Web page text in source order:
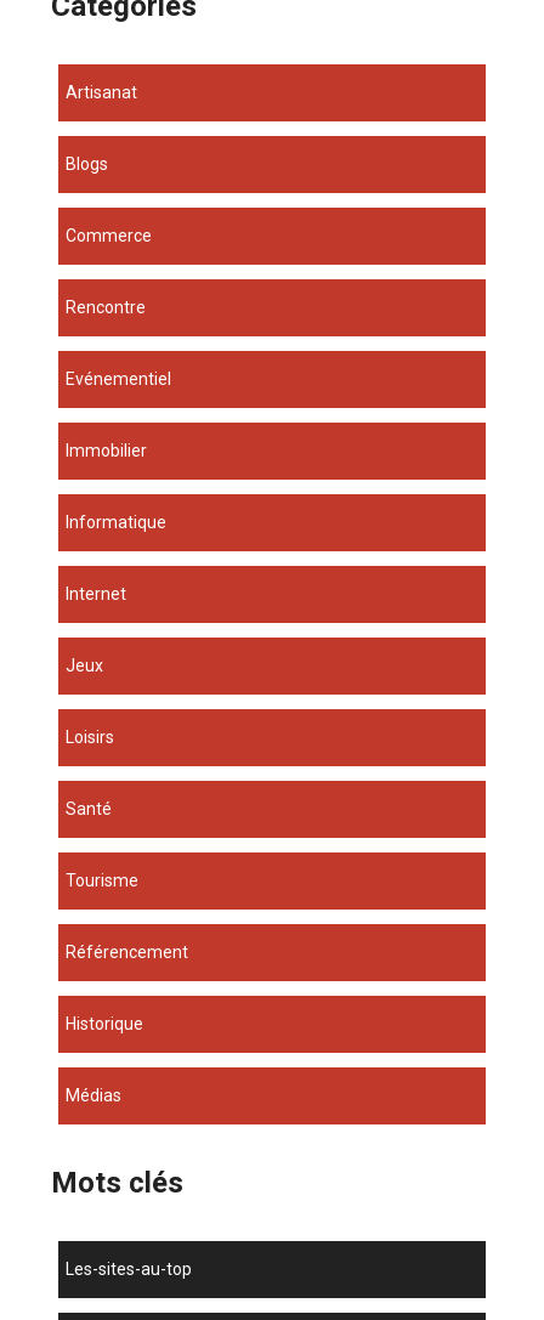
Artisanat
Blogs
Commerce
Rencontre
Evénementiel
Immobilier
Informatique
Internet
Jeux
Loisirs
Santé
Tourisme
Référencement
Historique
Médias
Mots clés
les-sites-au-top